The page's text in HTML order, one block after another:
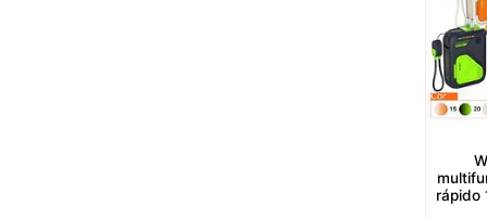
rápido